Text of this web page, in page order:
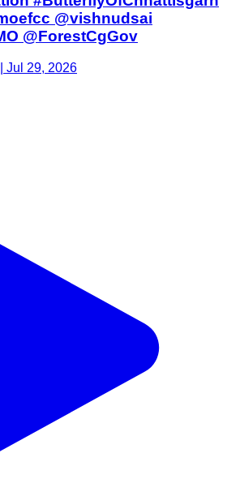
@vishnudsai
@ForestCgGov
Jul 29, 2026